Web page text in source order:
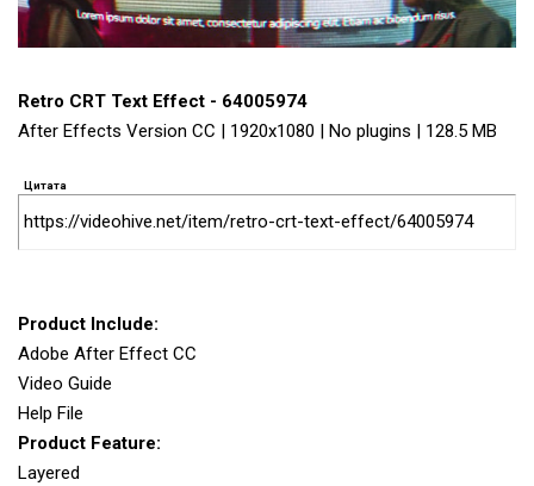
Retro CRT Text Effect - 64005974
After Effects Version CC | 1920x1080 | No plugins | 128.5 MB
Цитата
https://videohive.net/item/retro-crt-text-effect/64005974
Product Include:
Adobe After Effect CC
Video Guide
Help File
Product Feature:
Layered